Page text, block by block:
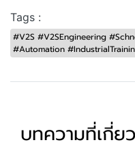
Tags :
#V2S #V2SEngineering
#Automation
บทความที่เกี่ย